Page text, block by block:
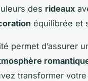
des rideaux
équilibrée et
permet d’assurer
transformer